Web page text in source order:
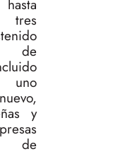
tres
de
uno
y
de